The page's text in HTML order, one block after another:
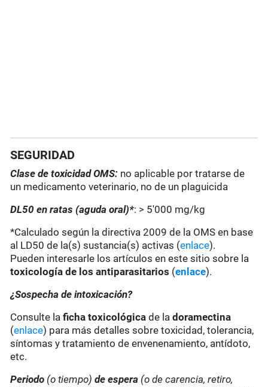
SEGURIDAD
Clase de toxicidad OMS: no aplicable por tratarse de
un medicamento veterinario, no de un plaguicida
DL50 en ratas (aguda oral)*: > 5'000 mg/kg
*Calculado según la directiva 2009 de la OMS en base
al LD50 de la(s) sustancia(s) activas (enlace).
Pueden interesarle los artículos en este sitio sobre la
toxicología de los antiparasitarios (enlace).
¿Sospecha de intoxicación?
Consulte laficha toxicológica de ladoramectina
(enlace) para más detalles sobre toxicidad, tolerancia,
síntomas y tratamiento de envenenamiento, antídoto,
etc.
Periodo (o tiempo) de espera (o de carencia, retiro,